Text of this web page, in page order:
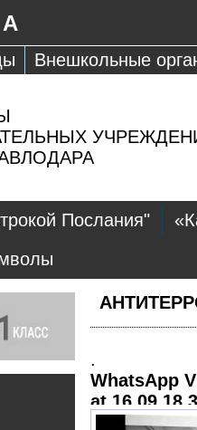
A
Внешкольные
Послания"
.
WhatsApp
at 16 09 18